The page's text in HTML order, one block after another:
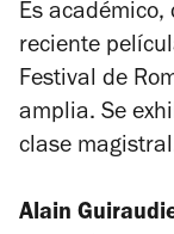
Es
reciente
Festival de
amplia. Se
clase
Alain